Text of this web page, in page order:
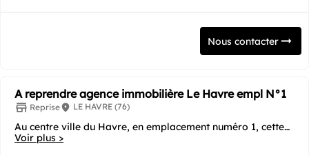
Nous contacter
A reprendre agence immobilière Le Havre empl N°1
Reprise LE HAVRE (76)
Au centre ville du Havre, en emplacement numéro 1, cette
agence immobilière ne demandant aucun...
Voir plus >